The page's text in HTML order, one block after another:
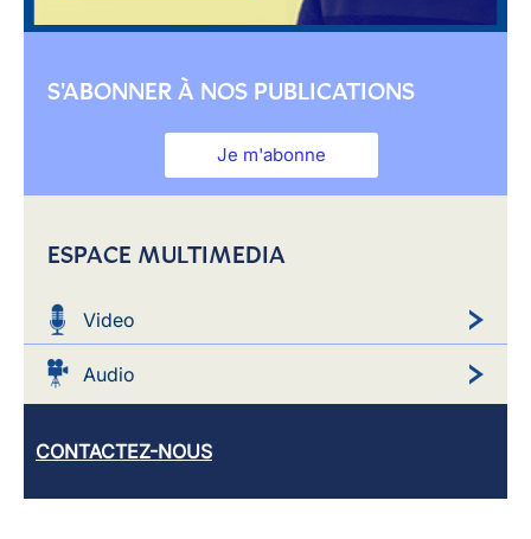
S'ABONNER À NOS PUBLICATIONS
Je m'abonne
ESPACE MULTIMEDIA
Video
Audio
CONTACTEZ-NOUS